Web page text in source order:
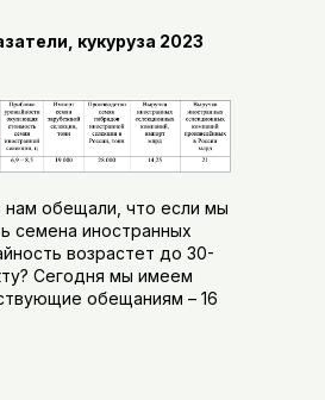
кукуруза 2023
нам обещали, что если мы
семена иностранных
возрастет до 30-
Сегодня мы имеем
обещаниям – 16